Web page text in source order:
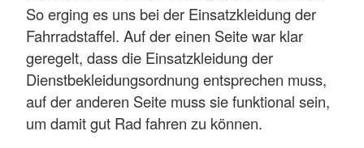
So erging es uns bei der Einsatzkleidung der
Fahrradstaffel. Auf der einen Seite war klar
geregelt, dass die Einsatzkleidung der
Dienstbekleidungsordnung entsprechen muss,
auf der anderen Seite muss sie funktional sein,
um damit gut Rad fahren zu können.